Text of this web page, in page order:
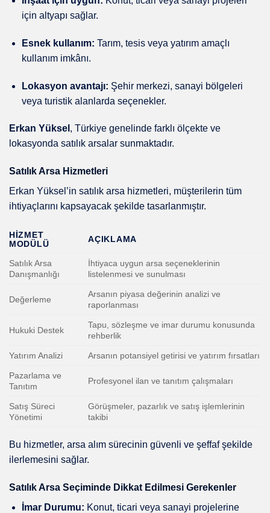
için altyapı sağlar.
Esnek kullanım: Tarım, tesis veya yatırım amaçlı
kullanım imkânı.
Lokasyon avantajı: Şehir merkezi, sanayi bölgeleri
veya turistik alanlarda seçenekler.
Erkan Yüksel , Türkiye genelinde farklı ölçekte ve
lokasyonda satılık arsalar sunmaktadır.
Satılık Arsa Hizmetleri
Erkan Yüksel’in satılık arsa hizmetleri, müşterilerin tüm
ihtiyaçlarını kapsayacak şekilde tasarlanmıştır.
HIZMET
MODÜLÜ
AÇIKLAMA
Satılık Arsa
Danışmanlığı
İhtiyaca uygun arsa seçeneklerinin
listelenmesi ve sunulması
Değerleme
Arsanın piyasa değerinin analizi ve
raporlanması
Hukuki Destek
Tapu, sözleşme ve imar durumu konusunda
rehberlik
Yatırım Analizi Arsanın potansiyel getirisi ve yatırım fırsatları
Pazarlama ve
Tanıtım
Profesyonel ilan ve tanıtım çalışmaları
Satış Süreci
Yönetimi
Görüşmeler, pazarlık ve satış işlemlerinin
takibi
Bu hizmetler, arsa alım sürecinin güvenli ve şeffaf şekilde
ilerlemesini sağlar.
Satılık Arsa Seçiminde Dikkat Edilmesi Gerekenler
İmar Durumu: Konut, ticari veya sanayi projelerine